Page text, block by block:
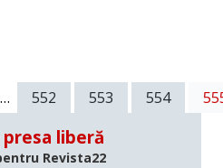
… 552 553 554
liberă
Revista22